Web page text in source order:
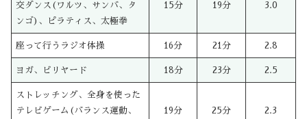
交ダンス(ワルツ、サンバ、タ
ンゴ)、ピラティス、太極拳
15分 19分 3.0
座って行うラジオ体操 16分 21分 2.8
ヨガ、ビリヤード 18分 23分 2.5
ストレッチング、全身を使った
テレビゲーム(バランス運動、
19分 25分 2.3